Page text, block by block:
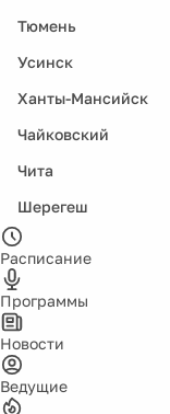
Тюмень
Усинск
Ханты-Мансийск
Чайковский
Чита
Шерегеш
Расписание
Программы
Новости
Ведущие